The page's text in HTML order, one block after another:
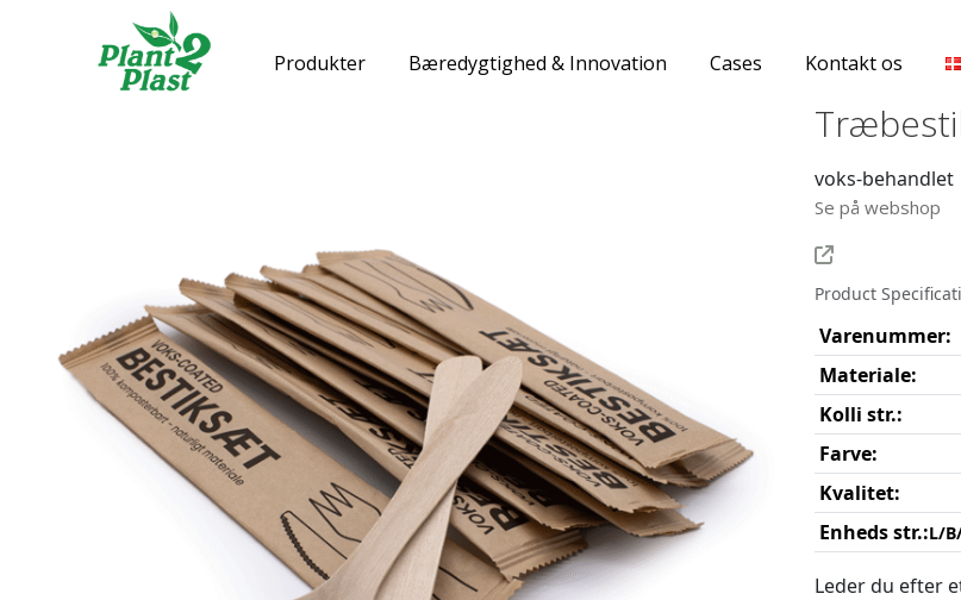
Produkter Bæredygtighed & Innovation Cases Kontakt os
voks-behandlet
Se på webshop
Product
Varenummer:
Materiale:
Kolli str.:
Farve:
Kvalitet:
Enheds str.:L/
Leder du efter